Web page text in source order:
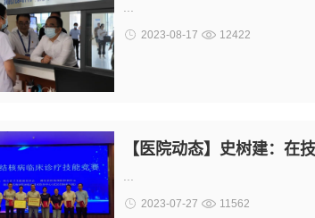
2023-08-17 12422
【医院动态】史树建：在
2023-07-27 11562